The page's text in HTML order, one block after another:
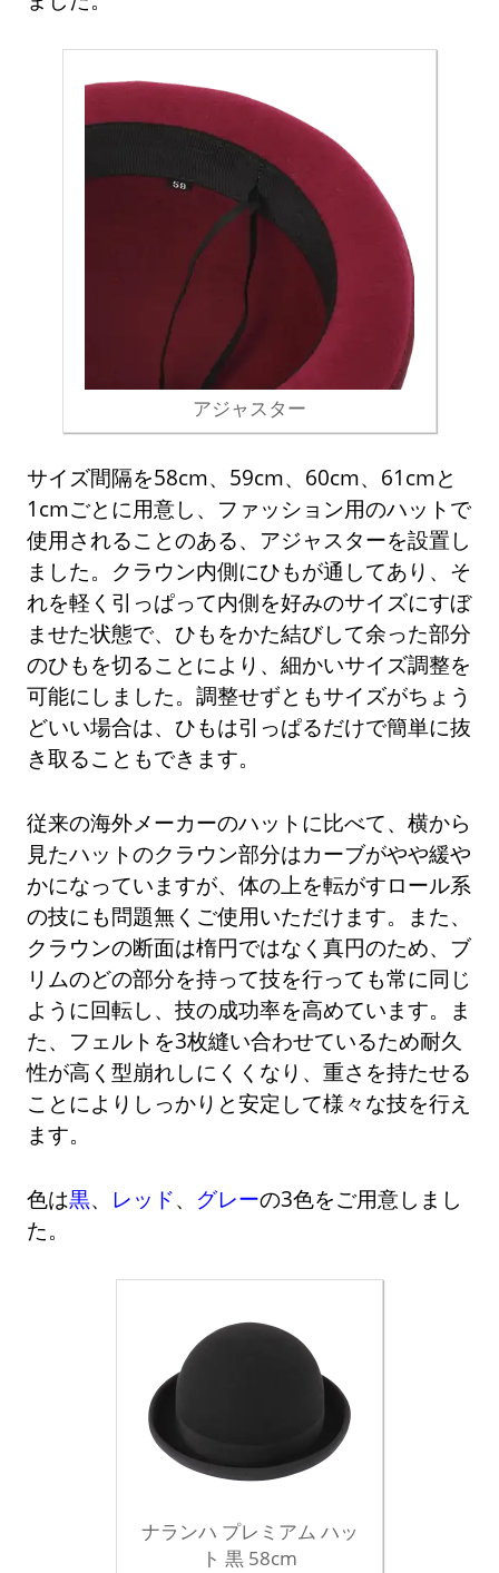
アジャスター
サイズ間隔を58cm、59cm、60cm、61cmと
1cmごとに用意し、ファッション用のハットで
使用されることのある、アジャスターを設置し
ました。クラウン内側にひもが通してあり、そ
れを軽く引っぱって内側を好みのサイズにすぼ
ませた状態で、ひもをかた結びして余った部分
のひもを切ることにより、細かいサイズ調整を
可能にしました。調整せずともサイズがちょう
どいい場合は、ひもは引っぱるだけで簡単に抜
き取ることもできます。
従来の海外メーカーのハットに比べて、横から
見たハットのクラウン部分はカーブがやや緩や
かになっていますが、体の上を転がすロール系
の技にも問題無くご使用いただけます。また、
クラウンの断面は楕円ではなく真円のため、ブ
リムのどの部分を持って技を行っても常に同じ
ように回転し、技の成功率を高めています。ま
た、フェルトを3枚縫い合わせているため耐久
性が高く型崩れしにくくなり、重さを持たせる
ことによりしっかりと安定して様々な技を行え
ます。
色は黒、 レッド、 グレーの3色をご用意しまし
た。
ナランハ プレミアム ハッ
ト 黒 58cm